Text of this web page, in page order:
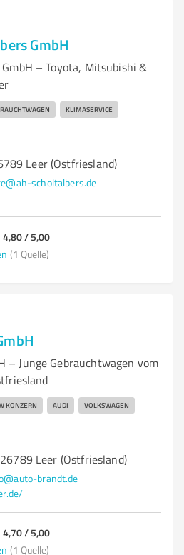
GmbH
– Toyota, Mitsubishi &
KLIMASERVICE
Leer (Ostfriesland)
scholtalbers.de
4,80 / 5,00
(1 Quelle)
– Junge Gebrauchtwagen vom
KONZERN AUDI VOLKSWAGEN
Leer (Ostfriesland)
brandt.de
4,70 / 5,00
(1 Quelle)